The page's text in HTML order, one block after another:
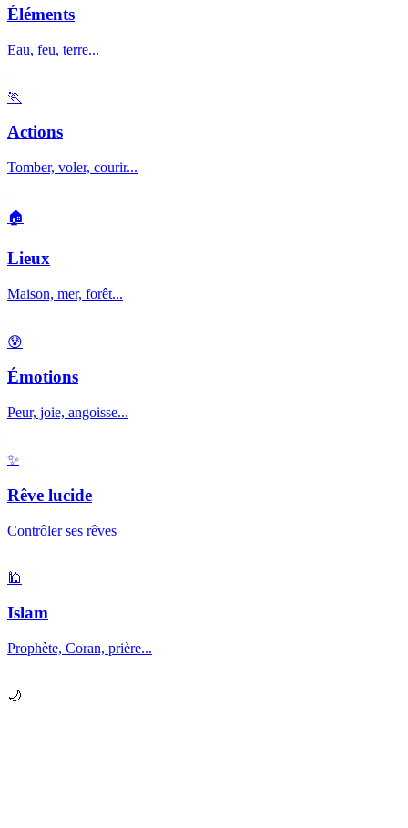
Éléments
Eau, feu, terre...
🏃
Actions
Tomber, voler, courir...
🏠
Lieux
Maison, mer, forêt...
😰
Émotions
Peur, joie, angoisse...
✨
Rêve lucide
Contrôler ses rêves
🕌
Islam
Prophète, Coran, prière...
🌙